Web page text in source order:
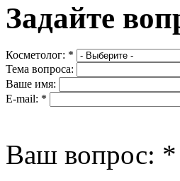
Задайте
Косметолог: *
Тема вопроса:
Ваше имя:
E-mail: *
Ваш вопрос: *